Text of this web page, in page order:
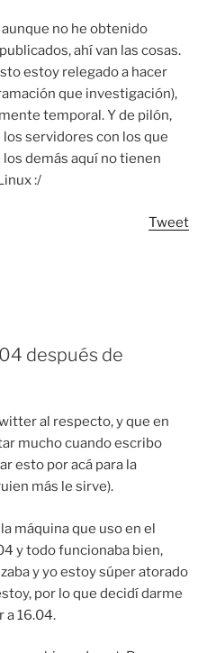
no he obtenido
ahí van las cosas.
estoy relegado a hacer
que investigación),
temporal. Y de pilón,
servidores con los que
demás aquí no tienen
:/
Tweet
después de
al respecto, y que en
mucho cuando escribo
esto por acá para la
más le sirve).
máquina que uso en el
y todo funcionaba bien,
y yo estoy súper atorado
por lo que decidí darme
a 16.04.